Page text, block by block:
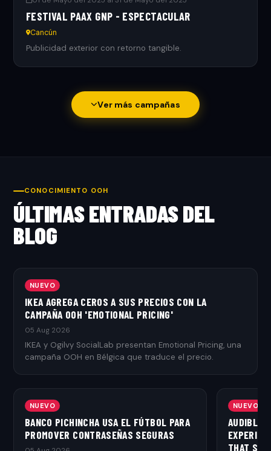
FESTIVAL PAAX GNP - ESPECTACULAR
Cancún
Publicidad exterior con retorno tangible.
Ver más campañas
CONOCIMIENTO OOH
ÚLTIMAS ENTRADAS DEL
BLOG
NUEVO
IKEA AGREGA CEROS A SUS PRECIOS CON LA
CAMPAÑA OOH 'EMOTIONAL PRICING'
05 Aug 2026
IKEA y Ogilvy SocialLab presentan Emotional Pricing, una
campaña OOH en Bélgica que traduce el precio.
NUEVO
BANCO PICHINCHA USA EL FÚTBOL PARA
PROMOVER CONTRASEÑAS SEGURAS
NUEVO
AUDIBLE
THAT